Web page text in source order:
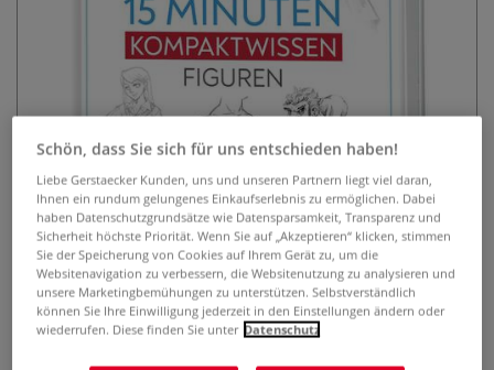
Die Kunst des Zeichnens 15
Minuten Kompaktwissen Figuren
Schön, dass Sie sich für uns entschieden haben!
Liebe Gerstaecker Kunden, uns und unseren Partnern liegt viel daran,
Ihnen ein rundum gelungenes Einkaufserlebnis zu ermöglichen. Dabei
haben Datenschutzgrundsätze wie Datensparsamkeit, Transparenz und
Sicherheit höchste Priorität. Wenn Sie auf „Akzeptieren“ klicken, stimmen
Sie der Speicherung von Cookies auf Ihrem Gerät zu, um die
Websitenavigation zu verbessern, die Websitenutzung zu analysieren und
unsere Marketingbemühungen zu unterstützen. Selbstverständlich
können Sie Ihre Einwilligung jederzeit in den Einstellungen ändern oder
wiederrufen. Diese finden Sie unter Datenschutz